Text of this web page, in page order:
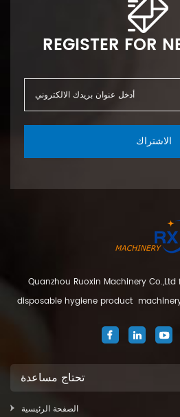
REGISTER FOR
الاشتراك
Quanzhou Ruoxin Machinery
disposable hygiene product
machine. We are located in Jinjiang
تحتاج مساعدة
الصفحة الرئيسية